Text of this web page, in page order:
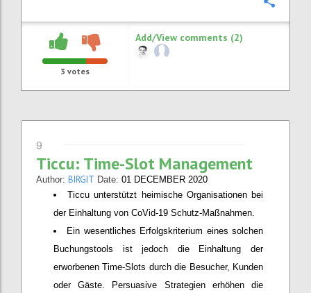
3 votes
Add/View comments (2)
9
Ticcu: Time-Slot Management
Author: BIRGIT Date: 01 DECEMBER 2020
Ticcu unterstützt heimische Organisationen bei
der Einhaltung von CoVid-19 Schutz-Maßnahmen.
Ein wesentliches Erfolgskriterium eines solchen
Buchungstools ist jedoch die Einhaltung der
erworbenen Time-Slots durch die Besucher, Kunden
oder Gäste. Persuasive Strategien erhöhen die